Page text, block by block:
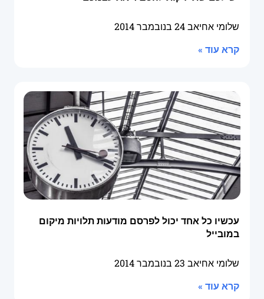
שלומי אחיאב24 בנובמבר 2014
קרא עוד »
עכשיו כל אחד יכול לפרסם מודעות תלויות מיקום
במובייל
שלומי אחיאב 23 בנובמבר 2014
קרא עוד »